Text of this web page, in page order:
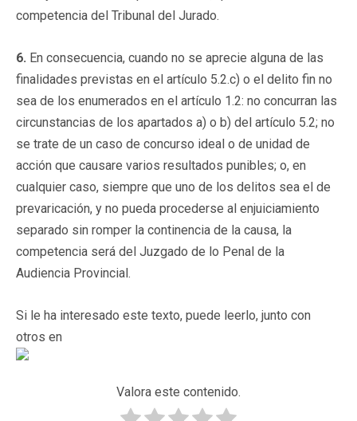
competencia del Tribunal del Jurado.
6. En consecuencia, cuando no se aprecie alguna de las
finalidades previstas en el artículo 5.2.c) o el delito fin no
sea de los enumerados en el artículo 1.2: no concurran las
circunstancias de los apartados a) o b) del artículo 5.2; no
se trate de un caso de concurso ideal o de unidad de
acción que causare varios resultados punibles; o, en
cualquier caso, siempre que uno de los delitos sea el de
prevaricación, y no pueda procederse al enjuiciamiento
separado sin romper la continencia de la causa, la
competencia será del Juzgado de lo Penal de la
Audiencia Provincial.
Si le ha interesado este texto, puede leerlo, junto con
otros en
Valora este contenido.